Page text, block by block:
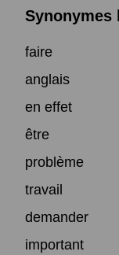
Synonymes
faire
anglais
en effet
être
problème
travail
demander
important